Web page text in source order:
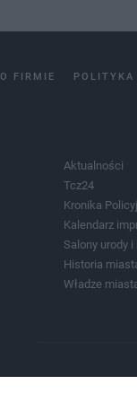
O FIRMIE POLITYKA
Aktualności
Tcz24
Kronika
Kalendarz
Salony urody i
Historia
Władze